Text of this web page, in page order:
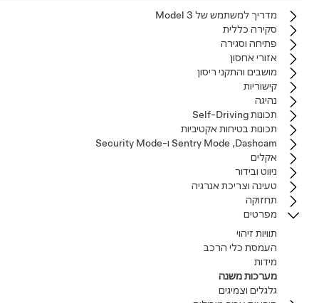
מדריך למשתמש של‏ Model 3‏
סקירה כללית
פתיחה וסגירה
אזורי אחסון
מושבים והתקני ריסון
קישוריות
נהיגה
תכונות Self-Driving
תכונות בטיחות אקטיביות
Dashcam‏, Sentry Mode ו-Security Mode
אקלים
ניווט ובידור
טעינה וצריכת אנרגיה
תחזוקה
מפרטים
תוויות זיהוי
העמסת כלי הרכב
מידות
מערכות משנה
גלגלים וצמיגים